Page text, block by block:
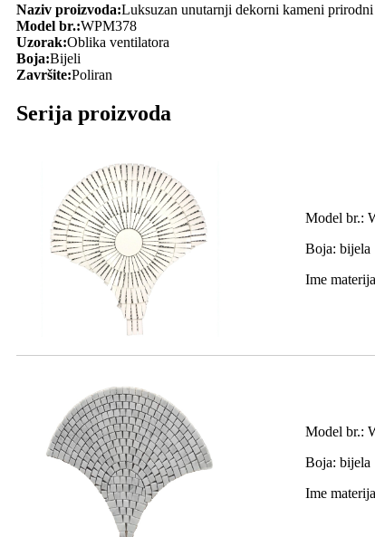
Naziv proizvoda:Luksuzan unutarnji dekorni kameni
Model br.:WPM378
Uzorak:Oblika ventilatora
Boja:Bijeli
Završite:Poliran
Serija proizvoda
Model br.:
Boja: bijela
Ime
Model br.:
Boja: bijela
Ime